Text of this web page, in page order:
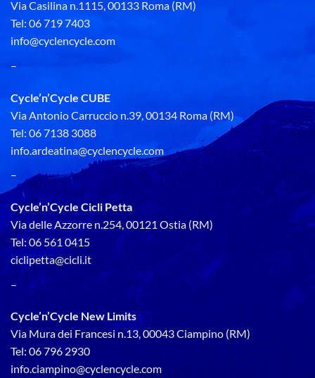
Via Casilina n.1115, 00133 Roma (RM)
Tel: 06 719 7403
info@cyclencycle.com
–
Cycle’n’Cycle CUBE
Via Antonio Carruccio n.39, 00134 Roma (RM)
Tel: 06 7138 3088
info.ardeatina@cyclencycle.com
–
Cycle’n’Cycle Cicli Petta
Via delle Azzorre n.254, 00121 Ostia (RM)
Tel: 06 561 0415
ciclipetta@cicli.it
–
Cycle’n’Cycle New Limits
Via Mura dei Francesi n.13, 00043 Ciampino (RM)
Tel: 06 796 2930
info.ciampino@cyclencycle.com